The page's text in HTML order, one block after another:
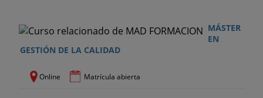
MÁSTER
EN
GESTIÓN DE LA CALIDAD
Online Matrícula abierta